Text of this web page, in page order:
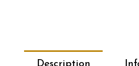
Description